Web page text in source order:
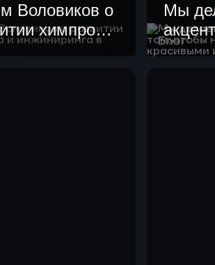
Воловиков о
химпрома
в
Блог
Мы